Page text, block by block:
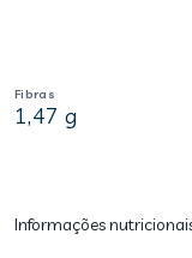
Fibras
1,47 g
Informações